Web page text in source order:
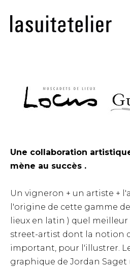
content
Une collaboration
mène au succès .
Un vigneron + un artiste +
l'origine de cette gamme
lieux en latin ) quel
street-artist dont la notion
important, pour l'illustrer.
graphique de Jordan Saget